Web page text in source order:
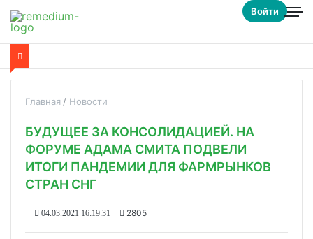
Войти
Главная Новости
БУДУЩЕЕ ЗА КОНСОЛИДАЦИЕЙ. НА
ФОРУМЕ АДАМА СМИТА ПОДВЕЛИ
ИТОГИ ПАНДЕМИИ ДЛЯ ФАРМРЫНКОВ
СТРАН СНГ
04.03.2021 16:19:31 2805